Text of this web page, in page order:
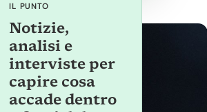
IL PUNTO
Notizie,
analisi e
interviste per
capire cosa
accade dentro